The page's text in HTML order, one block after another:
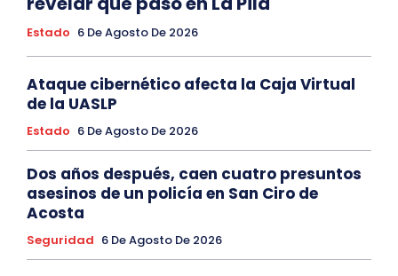
Estado 6 De Agosto De 2026
Ataque cibernético afecta la Caja Virtual
de la UASLP
Estado 6 De Agosto De 2026
Dos años después, caen cuatro presuntos
asesinos de un policía en San Ciro de
Acosta
Seguridad 6 De Agosto De 2026